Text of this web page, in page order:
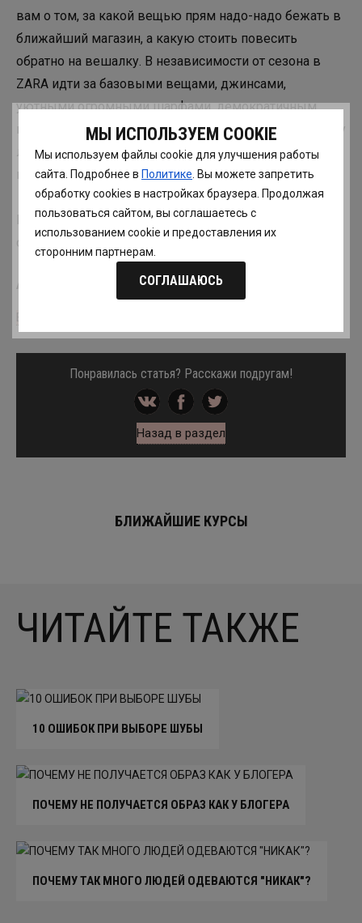
МЫ ИСПОЛЬЗУЕМ COOKIE
Мы используем файлы cookie для улучшения работы
сайта. Подробнее в Политике . Вы можете запретить
обработку сookies в настройках браузера. Продолжая
пользоваться сайтом, вы соглашаетесь с
использованием cookie и предоставления их
сторонним партнерам.
СОГЛАШАЮСЬ
вам о том, за какой вещью прям надо-надо бежать в
ближайший магазин, а какую стоить повесить
обратно на вешалку. В независимости от сезона в
ZARA идти за базовыми вещами, джинсами,
уютными огромными шарфами, демократичным
кашемиром и последними горячими трендами. А пару
лет назад ZARA запустила интернет-магазин, чему мы
все несказанно рады.
И не забываем про распродажи, на которых можно
отхватить настоящие бриллианты.
Автор: Татьяна Тимофеева
Понравилась статья? Расскажи подругам!
Назад в раздел
БЛИЖАЙШИЕ КУРСЫ
ЧИТАЙТЕ ТАКЖЕ
10 ОШИБОК ПРИ ВЫБОРЕ ШУБЫ
ПОЧЕМУ НЕ ПОЛУЧАЕТСЯ ОБРАЗ КАК У БЛОГЕРА
ПОЧЕМУ ТАК МНОГО ЛЮДЕЙ ОДЕВАЮТСЯ "НИКАК"?